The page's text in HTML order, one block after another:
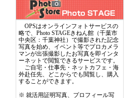
OPSはオンラインフォトサービスの
略で、Photo STAGEきねん館（千葉市
中央区：千葉神社）で撮影された記念
写真を始め、イベント等でプロカメラ
マンが出張撮影したお写真を即インタ
ーネットで閲覧できるサービスです。
ご自宅・仕事先・ネットカフェ・海
外赴任先、どこからでも閲覧し、購入
することができます。
※ 就活用証明写真、プロフィール写